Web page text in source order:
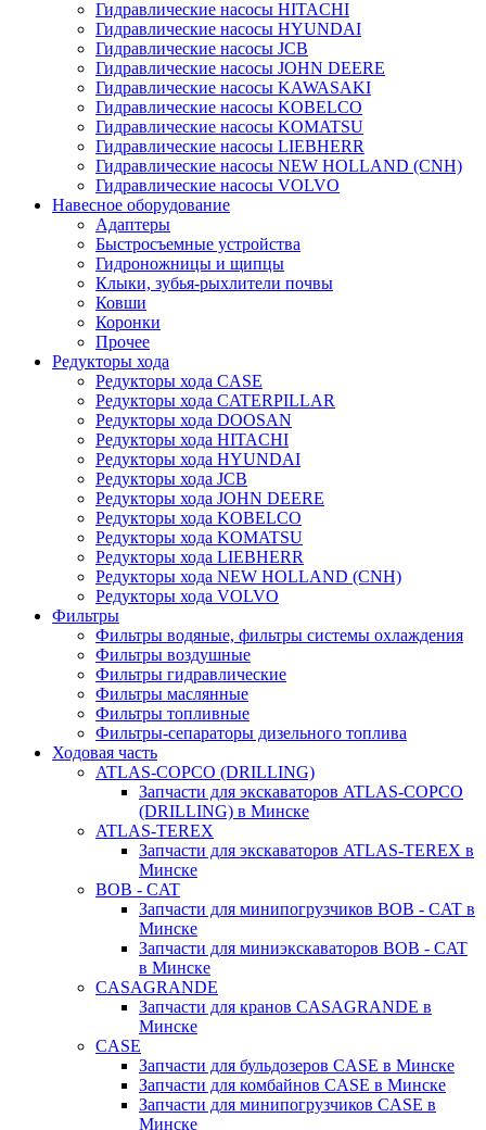
Гидравлические насосы HITACHI
Гидравлические насосы HYUNDAI
Гидравлические насосы JCB
Гидравлические насосы JOHN DEERE
Гидравлические насосы KAWASAKI
Гидравлические насосы KOBELCO
Гидравлические насосы KOMATSU
Гидравлические насосы LIEBHERR
Гидравлические насосы NEW HOLLAND (CNH)
Гидравлические насосы VOLVO
Навесное оборудование
Адаптеры
Быстросъемные устройства
Гидроножницы и щипцы
Клыки, зубья-рыхлители почвы
Ковши
Коронки
Прочее
Редукторы хода
Редукторы хода CASE
Редукторы хода CATERPILLAR
Редукторы хода DOOSAN
Редукторы хода HITACHI
Редукторы хода HYUNDAI
Редукторы хода JCB
Редукторы хода JOHN DEERE
Редукторы хода KOBELCO
Редукторы хода KOMATSU
Редукторы хода LIEBHERR
Редукторы хода NEW HOLLAND (CNH)
Редукторы хода VOLVO
Фильтры
Фильтры водяные, фильтры системы охлаждения
Фильтры воздушные
Фильтры гидравлические
Фильтры маслянные
Фильтры топливные
Фильтры-сепараторы дизельного топлива
Ходовая часть
ATLAS-COPCO (DRILLING)
Запчасти для экскаваторов ATLAS-COPCO
(DRILLING) в Минске
ATLAS-TEREX
Запчасти для экскаваторов ATLAS-TEREX в
Минске
BOB - CAT
Запчасти для минипогрузчиков BOB - CAT в
Минске
Запчасти для миниэкскаваторов BOB - CAT
в Минске
CASAGRANDE
Запчасти для кранов CASAGRANDE в
Минске
CASE
Запчасти для бульдозеров CASE в Минске
Запчасти для комбайнов CASE в Минске
Запчасти для минипогрузчиков CASE в
Минске